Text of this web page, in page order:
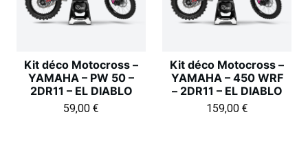
Kit déco Motocross –
YAMAHA – PW 50 –
2DR11 – EL DIABLO
59,00 €
Kit déco Motocross –
YAMAHA – 450 WRF
– 2DR11 – EL DIABLO
159,00 €